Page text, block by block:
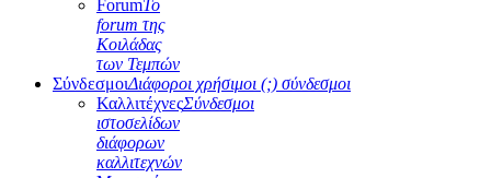
ForumΤο
forum της
Κοιλάδας
των Τεμπών
ΣύνδεσμοιΔιάφοροι χρήσιμοι (;) σύνδεσμοι
ΚαλλιτέχνεςΣύνδεσμοι
ιστοσελίδων
διάφορων
καλλιτεχνών